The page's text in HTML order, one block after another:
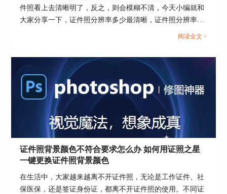
3.打开“智能背景替换”窗口的“抠出后”页面，在其
右侧的“背景颜色”中选择一个想要更换的颜色，软
件就会自动将此颜色更换为照片底色，点击“确
图3：背景底色更换
件照看上去清晰明了，反之，则会模糊不清，今天小编就和
大家分享一下，证件照分辨率多少最清晰，证件照分辨率
阅读全文 >
证件照背景颜色不符合要求怎么办 如何用证照之星
一键更换证件照背景颜色
在生活中，大家越来越离不开证件照，无论是工作证件、社
保医保，还是签证身份证，都离不开证件照的使用。不同证